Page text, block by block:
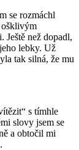
se rozmáchl
ošklivým
Ještě než dopadl,
lebky. Už
tak silná, že mu
s tímhle
slovy jsem se
a obtočil mi